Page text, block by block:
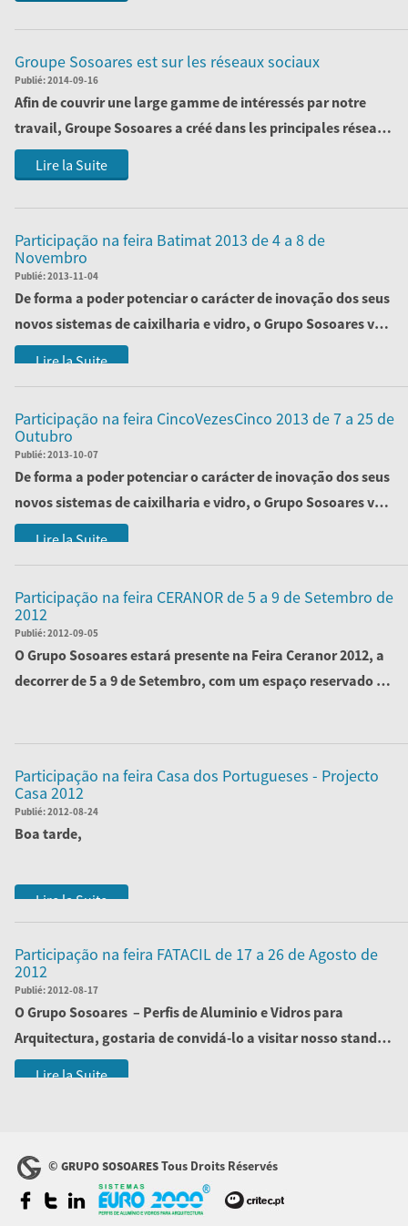
Groupe Sosoares est sur ​​les réseaux sociaux
Publié:2014-09-16
Afin de couvrir une large gamme de intéressés par notre
travail, Groupe Sosoares a créé dans les principales réseaux
sociaux , des pages qui m...
Lire la Suite
Participação na feira Batimat 2013 de 4 a 8 de
Novembro
Publié:2013-11-04
De forma a poder potenciar o carácter de inovação dos seus
novos sistemas de caixilharia e vidro, o Grupo Sosoares vai
marcar presença na...
Lire la Suite
Participação na feira CincoVezesCinco 2013 de 7 a 25 de
Outubro
Publié:2013-10-07
De forma a poder potenciar o carácter de inovação dos seus
novos sistemas de caixilharia e vidro, o Grupo Sosoares vai
marcar presença na...
Lire la Suite
Participação na feira CERANOR de 5 a 9 de Setembro de
2012
Publié:2012-09-05
O Grupo Sosoares estará presente na Feira Ceranor 2012, a
decorrer de 5 a 9 de Setembro, com um espaço reservado no
Participação na feira Casa dos Portugueses - Projecto
Casa 2012
Publié:2012-08-24
Boa tarde,
É com todo o prazer que o/os convidamos a visitar o
Lire la Suite
Participação na feira FATACIL de 17 a 26 de Agosto de
2012
Publié:2012-08-17
OGrupo Sosoares – Perfis de Aluminio e Vidros para
Arquitectura, gostaria de convidá-lo a visitar nosso stand
na Feira ...
Lire la Suite
© GRUPO SOSOARESTous Droits Réservés